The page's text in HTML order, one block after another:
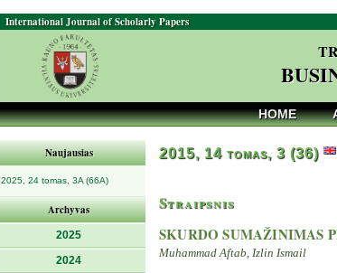
International Journal of Scholarly Papers
HOME
Naujausias
2025, 24 tomas, 3A (66A)
Archyvas
2025
2024
2015, 14 tomas, 3 (36)
Straipsnis
SKURDO SUMAŽINIMAS
Muhammad Aftab, Izlin Ismail